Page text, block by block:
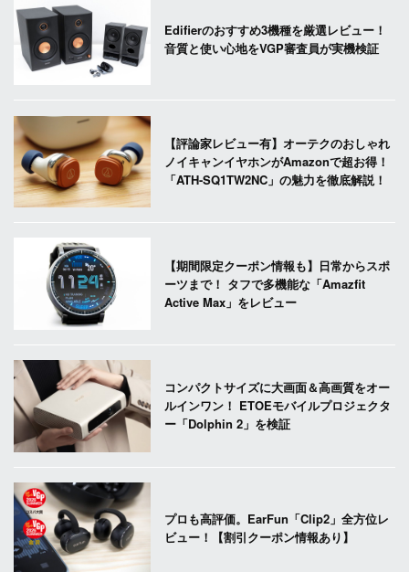
Edifierのおすすめ3機種を厳選レビュー！
音質と使い心地をVGP審査員が実機検証
【評論家レビュー有】オーテクのおしゃれ
ノイキャンイヤホンがAmazonで超お得！
「ATH-SQ1TW2NC」の魅力を徹底解説！
【期間限定クーポン情報も】日常からスポ
ーツまで！ タフで多機能な「Amazfit
Active Max」をレビュー
コンパクトサイズに大画面＆高画質をオー
ルインワン！ ETOEモバイルプロジェクタ
ー「Dolphin 2」を検証
プロも高評価。EarFun「Clip2」全方位レ
ビュー！【割引クーポン情報あり】